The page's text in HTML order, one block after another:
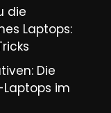
die
Laptops:
Die
im